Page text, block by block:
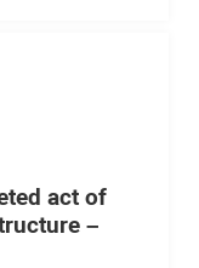
act of
–